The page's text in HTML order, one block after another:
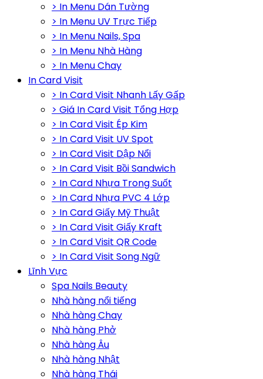
> In Menu Dán Tường
> In Menu UV Trực Tiếp
> In Menu Nails, Spa
> In Menu Nhà Hàng
> In Menu Chay
In Card Visit
> In Card Visit Nhanh Lấy Gấp
> Giá In Card Visit Tổng Hợp
> In Card Visit Ép Kim
> In Card Visit UV Spot
> In Card Visit Dập Nổi
> In Card Visit Bồi Sandwich
> In Card Nhựa Trong Suốt
> In Card Nhựa PVC 4 Lớp
> In Card Giấy Mỹ Thuật
> In Card Visit Giấy Kraft
> In Card Visit QR Code
> In Card Visit Song Ngữ
Lĩnh Vực
Spa Nails Beauty
Nhà hàng nổi tiếng
Nhà hàng Chay
Nhà hàng Phở
Nhà hàng Âu
Nhà hàng Nhật
Nhà hàng Thái